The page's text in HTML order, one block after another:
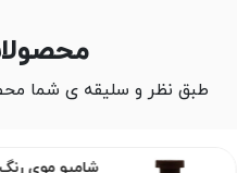
طبق نظر و سلیقه ی شما
شامپو موی